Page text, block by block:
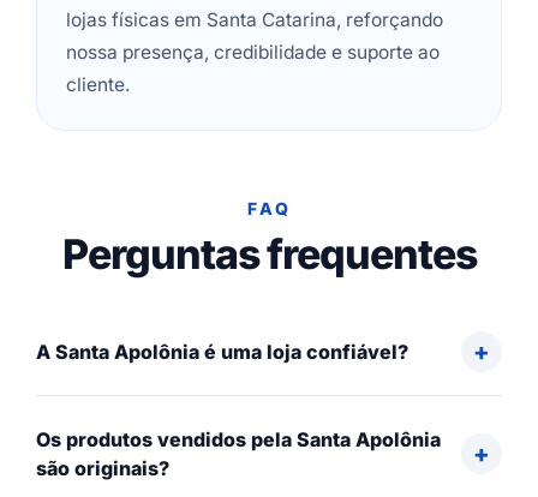
lojas físicas em Santa Catarina, reforçando
nossa presença, credibilidade e suporte ao
cliente.
FAQ
Perguntas frequentes
A Santa Apolônia é uma loja confiável?
Os produtos vendidos pela Santa Apolônia
são originais?